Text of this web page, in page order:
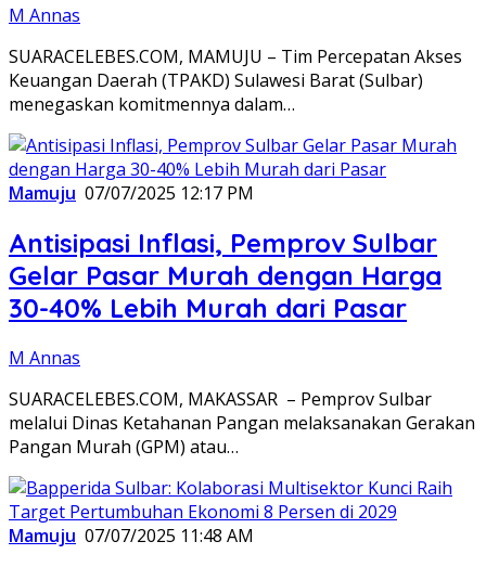
M Annas
SUARACELEBES.COM, MAMUJU – Tim Percepatan Akses
Keuangan Daerah (TPAKD) Sulawesi Barat (Sulbar)
menegaskan komitmennya dalam…
Mamuju 07/07/2025 12:17 PM
Antisipasi Inflasi, Pemprov Sulbar
Gelar Pasar Murah dengan Harga
30-40% Lebih Murah dari Pasar
M Annas
SUARACELEBES.COM, MAKASSAR – Pemprov Sulbar
melalui Dinas Ketahanan Pangan melaksanakan Gerakan
Pangan Murah (GPM) atau…
Mamuju 07/07/2025 11:48 AM